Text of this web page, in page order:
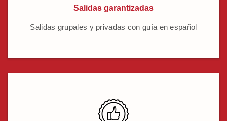
Salidas garantizadas
Salidas grupales y privadas con guía en español